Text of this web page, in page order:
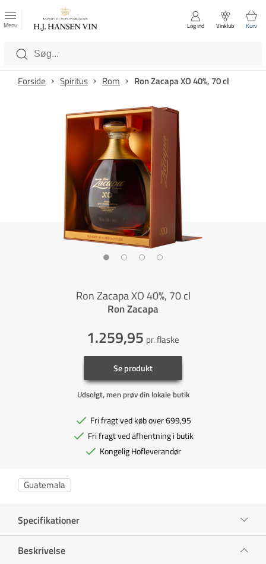
Luk
Kategorier
Menu Log ind Vinklub Kurv
Forside Spiritus Rom Ron Zacapa XO 40%, 70 cl
Ron Zacapa XO 40%, 70 cl
Ron Zacapa
1.259,95 pr. flaske
Se produkt
Udsolgt, men prøv din lokale butik
Fri fragt ved køb over 699,95
Fri fragt ved afhentning i butik
Kongelig Hofleverandør
Guatemala
Specifikationer
Beskrivelse